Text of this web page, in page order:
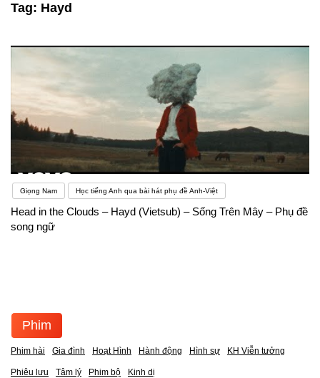
Tag: Hayd
Giọng Nam Học tiếng Anh qua bài hát phụ đề Anh-Việt
Head in the Clouds – Hayd (Vietsub) – Sống Trên Mây – Phụ đề
song ngữ
Phim
Phim hài Gia đình Hoạt Hình Hành động Hình sự KH Viễn tưởng
Phiêu lưu Tâm lý Phim bộ Kinh dị